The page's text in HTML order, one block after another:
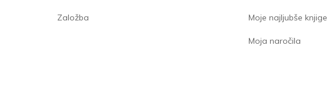
Založba Moje najljubše knjige
Moja naročila